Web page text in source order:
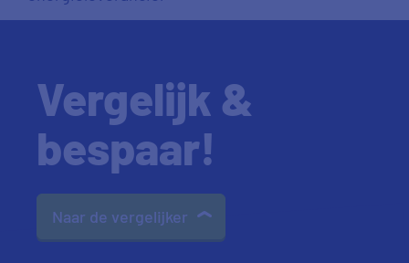
Vergelijk &
bespaar!
Naar de vergelijker